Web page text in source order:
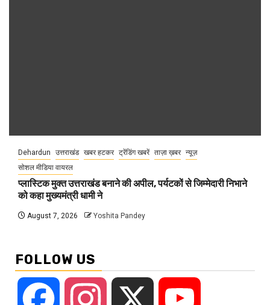
Dehardun उत्तराखंड खबर हटकर ट्रेंडिंग खबरें ताज़ा ख़बर न्यूज़
सोशल मीडिया वायरल
प्लास्टिक मुक्त उत्तराखंड बनाने की अपील, पर्यटकों से जिम्मेदारी निभाने
को कहा मुख्यमंत्री धामी ने
August 7, 2026 Yoshita Pandey
FOLLOW US
Facebook Instagram